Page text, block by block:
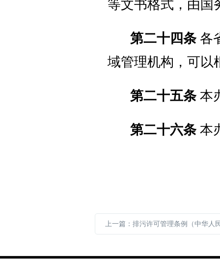
等文书格式，由
第二十四条各
域管理机构，可
第二十五条本
第二十六条本